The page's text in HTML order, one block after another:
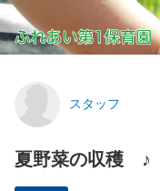
スタッフ
夏野菜の収穫 ♪